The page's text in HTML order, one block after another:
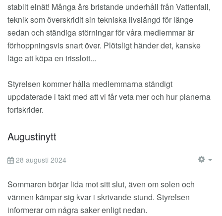
stabilt elnät! Många års bristande underhåll från Vattenfall,
teknik som överskridit sin tekniska livslängd för länge
sedan och ständiga störningar för våra medlemmar är
förhoppningsvis snart över. Plötsligt händer det, kanske
läge att köpa en trisslott...
Styrelsen kommer hålla medlemmarna ständigt
uppdaterade i takt med att vi får veta mer och hur planerna
fortskrider.
Augustinytt
28 augusti 2024
Sommaren börjar lida mot sitt slut, även om solen och
värmen kämpar sig kvar i skrivande stund. Styrelsen
informerar om några saker enligt nedan.